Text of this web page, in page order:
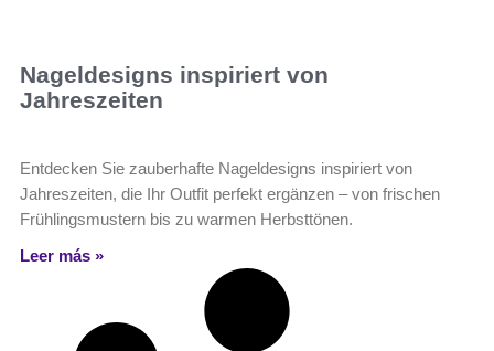
Nageldesigns inspiriert von
Jahreszeiten
Entdecken Sie zauberhafte Nageldesigns inspiriert von
Jahreszeiten, die Ihr Outfit perfekt ergänzen – von frischen
Frühlingsmustern bis zu warmen Herbsttönen.
Leer más »